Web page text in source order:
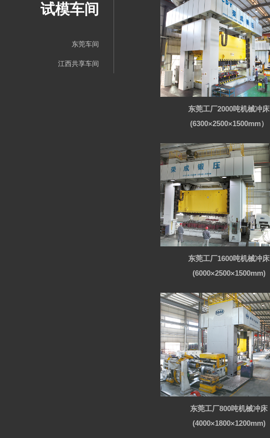
试模车间
东莞车间
江西共享车间
东莞工厂2000吨机械冲床
(6300×2500×1500mm）
东莞工厂1600吨机械冲床
(6000×2500×1500mm)
东莞工厂800吨机械冲床
(4000×1800×1200mm)